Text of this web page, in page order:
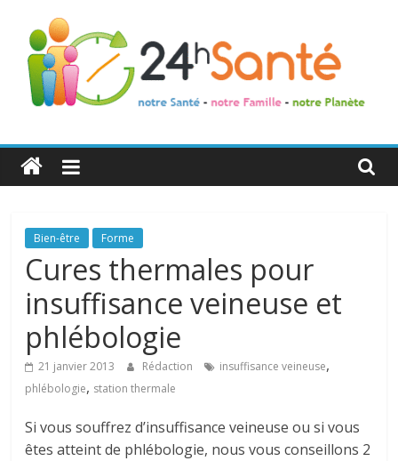
24h
Santé
La
santé
de
toute
famille
Bien-être Forme
Cures thermales pour
insuffisance veineuse et
phlébologie
21 janvier 2013 Rédaction insuffisance veineuse,
phlébologie, station thermale
Si vous souffrez d’insuffisance veineuse ou si vous
êtes atteint de phlébologie, nous vous conseillons 2